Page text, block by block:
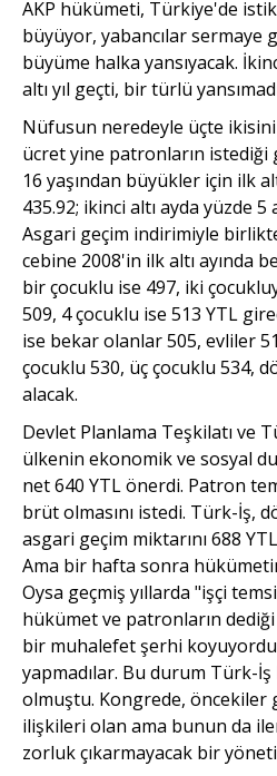
AKP hükümeti, Türkiye'de
büyüyor, yabancılar sermaye
büyüme halka yansıyacak.
altı yıl geçti, bir türlü
Nüfusun neredeyle üçte
ücret yine patronların istediği
16 yaşından büyükler için ilk
435.92; ikinci altı ayda yüzde 5
Asgari geçim indirimiyle
cebine 2008'in ilk altı ayında
bir çocuklu ise 497, iki
509, 4 çocuklu ise 513 YTL
ise bekar olanlar 505, evliler
çocuklu 530, üç çocuklu 534,
alacak.
Devlet Planlama Teşkilatı ve
ülkenin ekonomik ve sosyal
net 640 YTL önerdi. Patron
brüt olmasını istedi. Türk-İş,
asgari geçim miktarını 688
Ama bir hafta sonra
Oysa geçmiş yıllarda "işçi
hükümet ve patronların
bir muhalefet şerhi
yapmadılar. Bu durum Türk-
olmuştu. Kongrede, öncekiler
ilişkileri olan ama bunun da
zorluk çıkarmayacak bir